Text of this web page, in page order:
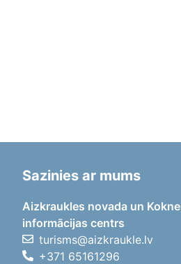
Sazinies ar mums
Aizkraukles novada un
informācijas centrs
turisms@aizkraukle.lv
+371 65161296